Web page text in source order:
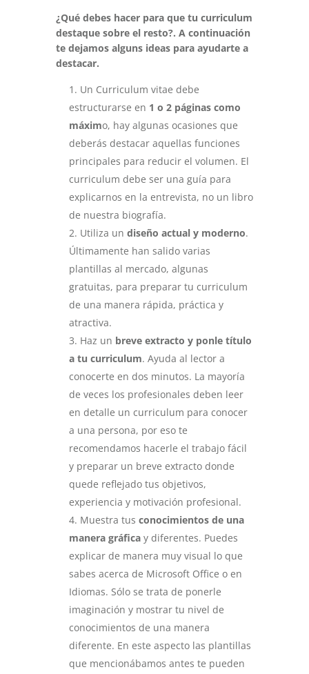
¿Qué debes hacer para que tu curriculum
destaque sobre el resto?. A continuación
te dejamos alguns ideas para ayudarte a
destacar.
Un Curriculum vitae debe
estructurarse en 1 o 2 páginas como
máximo, hay algunas ocasiones que
deberás destacar aquellas funciones
principales para reducir el volumen. El
curriculum debe ser una guía para
explicarnos en la entrevista, no un libro
de nuestra biografía.
Utiliza un diseño actual y moderno.
Últimamente han salido varias
plantillas al mercado, algunas
gratuitas, para preparar tu curriculum
de una manera rápida, práctica y
atractiva.
Haz un breve extracto y ponle título
a tu curriculum. Ayuda al lector a
conocerte en dos minutos. La mayoría
de veces los profesionales deben leer
en detalle un curriculum para conocer
a una persona, por eso te
recomendamos hacerle el trabajo fácil
y preparar un breve extracto donde
quede reflejado tus objetivos,
experiencia y motivación profesional.
Muestra tus conocimientos de una
manera gráficay diferentes. Puedes
explicar de manera muy visual lo que
sabes acerca de Microsoft Office o en
Idiomas. Sólo se trata de ponerle
imaginación y mostrar tu nivel de
conocimientos de una manera
diferente. En este aspecto las plantillas
que mencionábamos antes te pueden